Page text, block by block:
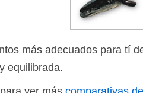
más adecuados para tí
equilibrada.